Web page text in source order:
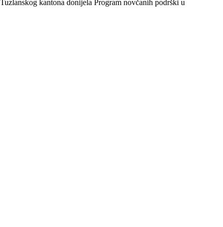
kantona donijela Program novčanih podrški u